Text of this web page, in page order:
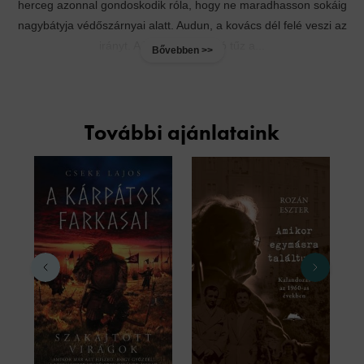
herceg azonnal gondoskodik róla, hogy ne maradhasson sokáig
nagybátyja védőszárnyai alatt. Audun, a kovács dél felé veszi az
irányt. A bensőjében izzó tűz a...
Bővebben >>
További ajánlataink